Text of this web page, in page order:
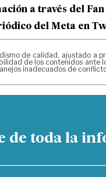
ión a través del Fan
del Meta en
de calidad, ajustado
de los contenidos
inadecuados de
de toda la